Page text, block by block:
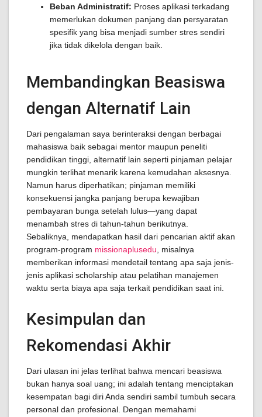
Beban Administratif: Proses aplikasi terkadang
memerlukan dokumen panjang dan persyaratan
spesifik yang bisa menjadi sumber stres sendiri
jika tidak dikelola dengan baik.
Membandingkan Beasiswa
dengan Alternatif Lain
Dari pengalaman saya berinteraksi dengan berbagai
mahasiswa baik sebagai mentor maupun peneliti
pendidikan tinggi, alternatif lain seperti pinjaman pelajar
mungkin terlihat menarik karena kemudahan aksesnya.
Namun harus diperhatikan; pinjaman memiliki
konsekuensi jangka panjang berupa kewajiban
pembayaran bunga setelah lulus—yang dapat
menambah stres di tahun-tahun berikutnya.
Sebaliknya, mendapatkan hasil dari pencarian aktif akan
program-program missionaplusedu , misalnya
memberikan informasi mendetail tentang apa saja jenis-
jenis aplikasi scholarship atau pelatihan manajemen
waktu serta biaya apa saja terkait pendidikan saat ini.
Kesimpulan dan
Rekomendasi Akhir
Dari ulasan ini jelas terlihat bahwa mencari beasiswa
bukan hanya soal uang; ini adalah tentang menciptakan
kesempatan bagi diri Anda sendiri sambil tumbuh secara
personal dan profesional. Dengan memahami